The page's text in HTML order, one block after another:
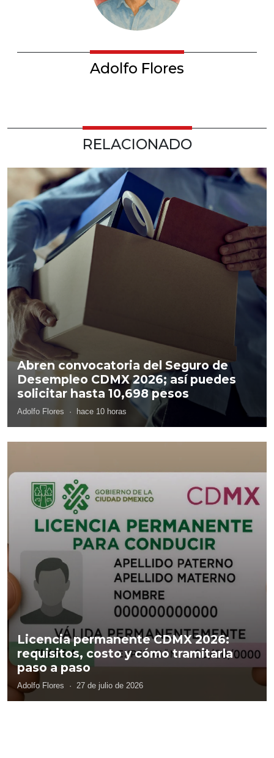
Adolfo Flores
RELACIONADO
Abren convocatoria del Seguro de
Desempleo CDMX 2026; así puedes
solicitar hasta 10,698 pesos
Adolfo Flores · hace 10 horas
Licencia permanente CDMX 2026:
requisitos, costo y cómo tramitarla
paso a paso
Adolfo Flores · 27 de julio de 2026